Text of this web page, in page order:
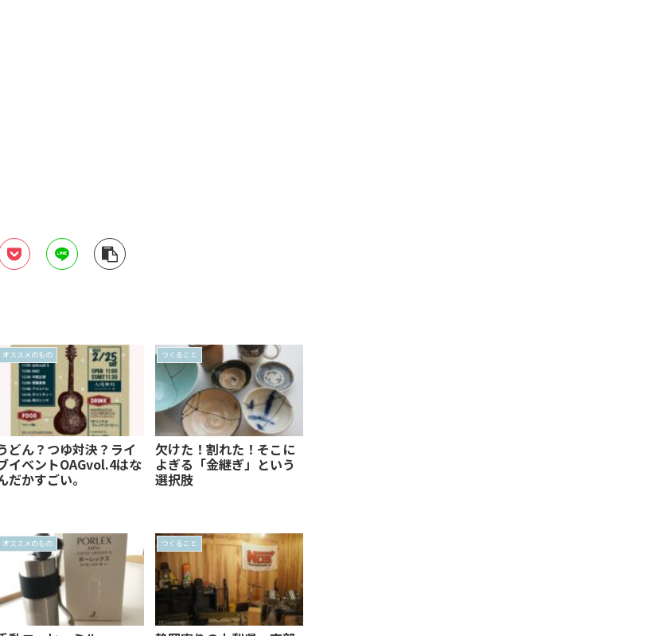
オススメのもの
どん？つゆ対決？ライ
イベントOAGvol.4はな
だかすごい。
つくること
欠けた！割れた！そこに
よぎる「金継ぎ」という
選択肢
オススメのもの つくること